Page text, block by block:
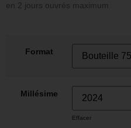
en 2 jours ouvrés maximum
Format
Millésime
Effacer